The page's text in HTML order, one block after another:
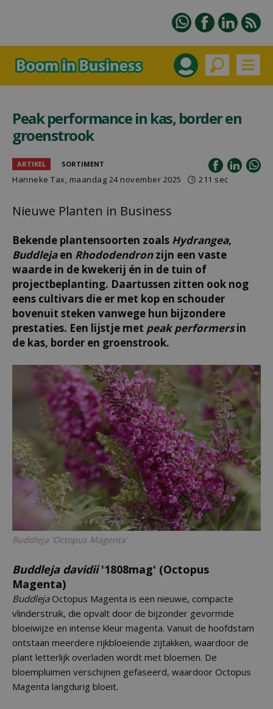
Peak performance in kas, border en
groenstrook
ARTIKEL SORTIMENT
Hanneke Tax, maandag 24 november 2025 211 sec
Nieuwe Planten in Business
Bekende plantensoorten zoals Hydrangea,
Buddlejaen Rhododendronzijn een vaste
waarde in de kwekerij én in de tuin of
projectbeplanting. Daartussen zitten ook nog
eens cultivars die er met kop en schouder
bovenuit steken vanwege hun bijzondere
prestaties. Een lijstje met peak performersin
de kas, border en groenstrook.
Buddleja 'Octopus Magenta'
Buddleja davidii'1808mag' (Octopus
Magenta)
BuddlejaOctopus Magenta is een nieuwe, compacte
vlinderstruik, die opvalt door de bijzonder gevormde
bloeiwijze en intense kleur magenta. Vanuit de hoofdstam
ontstaan meerdere rijkbloeiende zijtakken, waardoor de
plant letterlijk overladen wordt met bloemen. De
bloempluimen verschijnen gefaseerd, waardoor Octopus
Magenta langdurig bloeit.